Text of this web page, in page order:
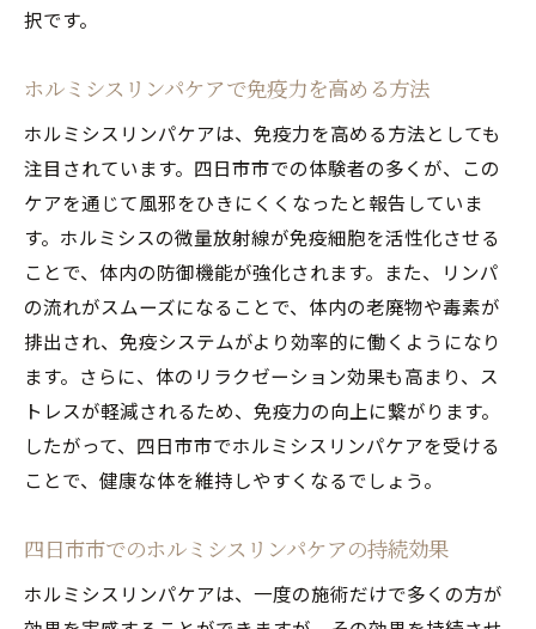
択です。
ホルミシスリンパケアで免疫力を高める方法
ホルミシスリンパケアは、免疫力を高める方法としても
注目されています。四日市市での体験者の多くが、この
ケアを通じて風邪をひきにくくなったと報告していま
す。ホルミシスの微量放射線が免疫細胞を活性化させる
ことで、体内の防御機能が強化されます。また、リンパ
の流れがスムーズになることで、体内の老廃物や毒素が
排出され、免疫システムがより効率的に働くようになり
ます。さらに、体のリラクゼーション効果も高まり、ス
トレスが軽減されるため、免疫力の向上に繋がります。
したがって、四日市市でホルミシスリンパケアを受ける
ことで、健康な体を維持しやすくなるでしょう。
四日市市でのホルミシスリンパケアの持続効果
ホルミシスリンパケアは、一度の施術だけで多くの方が